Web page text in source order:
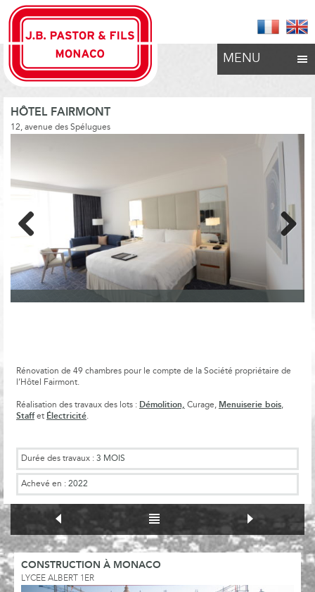
MENU
HÔTEL FAIRMONT
12, avenue des Spélugues
Previous
Rénovation de 49 chambres pour le compte de la Société propriétaire de
l’Hôtel Fairmont.
Réalisation des travaux des lots : Démolition, Curage, Menuiserie bois,
Staff et Électricité.
Durée des travaux : 3 MOIS
Achevé en : 2022
CONSTRUCTION À MONACO
LYCEE ALBERT 1ER